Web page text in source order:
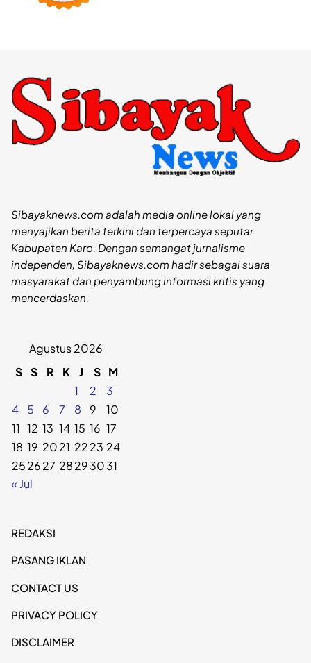
Sibayaknews.com adalah media online lokal yang
menyajikan berita terkini dan terpercaya seputar
Kabupaten Karo. Dengan semangat jurnalisme
independen, Sibayaknews.com hadir sebagai suara
masyarakat dan penyambung informasi kritis yang
mencerdaskan.
Agustus 2026
S S R K J S M
1
2
3
4
5 6 7 8 9
10
11 12 13 14 15 16 17
18 19 2021 2223 24
252627 28293031
« Jul
REDAKSI
PASANG IKLAN
CONTACT US
PRIVACY POLICY
DISCLAIMER